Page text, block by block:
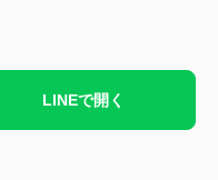
LINEで開く